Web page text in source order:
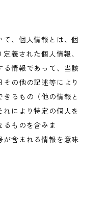
、個人情報とは、個
義された個人情報、
る情報であって、当該
の他の記述等により
るもの（他の情報と
により特定の個人を
るものを含みま
が含まれる情報を意味